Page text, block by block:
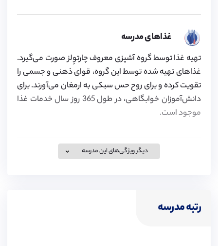
غذاهای مدرسه
تهیه غذا توسط گروه آشپزی معروف چارتوِلز صورت می‌گیرد.
غذاهای تهیه شده توسط این گروه، قوای ذهنی و جسمی را
تقویت کرده و برای روح حس سبکی به ارمغان می‌آورند. برای
دانش‌آموزان خوابگاهی، در طول 365 روز سال خدمات غذا
موجود است.
خدمات درمانی مدرسه
جمله تجویز دارو و مشاوره های بهداشتی، اطلاعات در مورد
دیگر ویژگی‌های این مدرسه
رتبه مدرسه